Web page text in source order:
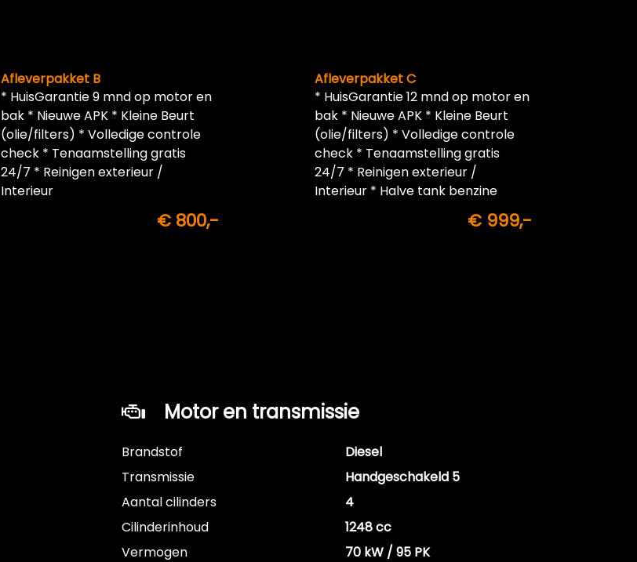
Afleverpakket B
* HuisGarantie 9 mnd op motor en
bak * Nieuwe APK * Kleine Beurt
(olie/filters) * Volledige controle
check * Tenaamstelling gratis
24/7 * Reinigen exterieur /
Interieur
€ 800,-
Afleverpakket C
* HuisGarantie 12 mnd op motor en
bak * Nieuwe APK * Kleine Beurt
(olie/filters) * Volledige controle
check * Tenaamstelling gratis
24/7 * Reinigen exterieur /
Interieur * Halve tank benzine
€ 999,-
Motor en transmissie
Brandstof
Diesel
Transmissie
Handgeschakeld 5
Aantal cilinders
4
Cilinderinhoud
1248 cc
Vermogen
70 kW / 95 PK